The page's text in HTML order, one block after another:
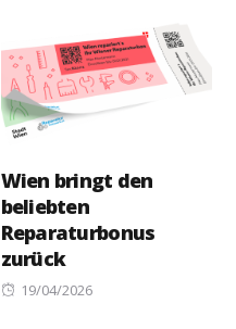
Wien bringt den
beliebten
Reparaturbonus
zurück
Posted
19/04/2026